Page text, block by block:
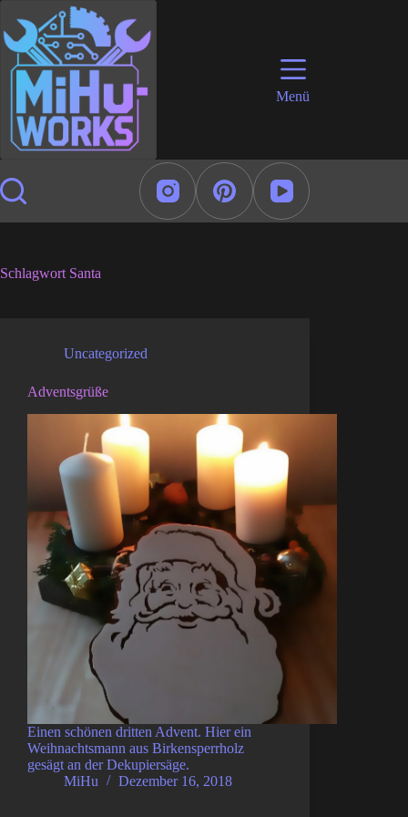
Inhalt
springen
Menü
Schlagwort Santa
Uncategorized
Adventsgrüße
Einen schönen dritten Advent. Hier ein
Weihnachtsmann aus Birkensperrholz
gesägt an der Dekupiersäge.
MiHu
Dezember 16, 2018